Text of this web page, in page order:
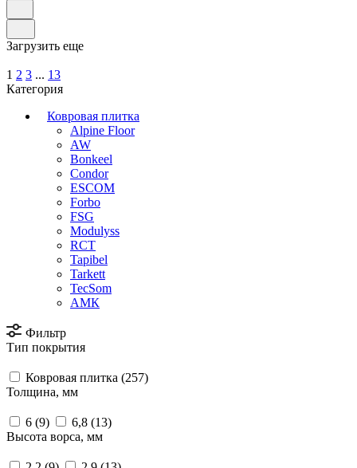
Загрузить еще
1 2 3 ... 13
Категория
Ковровая плитка
Alpine Floor
AW
Bonkeel
Condor
ESCOM
Forbo
FSG
Modulyss
RCT
Tapibel
Tarkett
TecSom
АМК
Фильтр
Тип покрытия
Ковровая плитка (257)
Толщина, мм
6 (9) 6,8 (13)
Высота ворса, мм